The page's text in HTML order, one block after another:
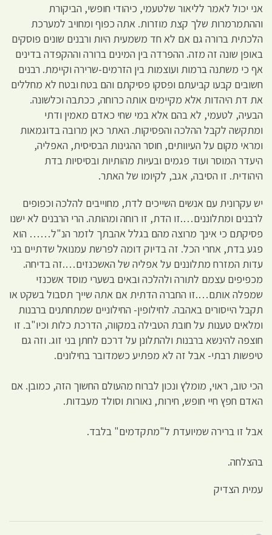
אני יכול לאמר לליאור שלטעמי, כיהודי חופשי, הביקורת
וההתמרמרות שלך קצת מוזרות. אתה כפוף ומחויב למערכת
הלכתית ברורה גם אם לא חד משמעית היות ורבנים שונים פוסקים
באופן שונה זה מזה. ההפרדה בין המינים ברורה וההקפדה בדינים
אף כי משתנה ברמות ועוצמות בין הזרמים-שרירה וקיימת. רבנים
חשובים קבעו קביעתם ופסקו פסיקתם והם בטח ובטח לא מחללים
את דת היהדות אלא מקיימים אותה כרוחה, ככתבה וכלשונה.
הבעיה, לטעמי, לא בהם אלא במי שחי כאדם מאמין ודתי
ומתקשה לקבל ההלכה והפסיקות. האתר כאן מרובה בדוגמאות
ומראי מקום על העיוותים, חוסר ההגינות הבסיסית, האפליה,
היעדר המוסר ועוד פגמים ובעיות מהותיות ובסיסיות בדת
היהודית. זו הסיבה, אגב, לקיומו של האתר.
יש עקרונית עם אנשים השייכים לדת, מחוייבים להלכה וכפופים
לרבנים ומתלוננים….זו הדת, זו רוחה ומהותה. הרי הרבנים לא ישנו
פסיקתם כי אינך מרוצה מהם בגלל אהבתך לזמר הנ"ל…… הוא
פגע בדת, אחרי הכל. זה בדיוק דומה לפרשת עמנואל שדתיים בני
עדות המזרח מתלוננים על אפליה של האשכנזים….זה בדיחה.
מכפיפים עצמם לתורה ולהלכה ובאים בשערי מוסד אשכנזי
שמפלה אותם….זו החברה הדתית אם אתה שייך תסבול בשקט או
תקבל הייסורים באהבה. לחילופין- החילוניים שמתחתנים ברבנות
ומלאים טענות על חובת הטבילה במקווה, הדרכת כלות וכיו"ב. זו
חוצפה להינשא ברבנות ולהתלונן על דרכם לחתן בני זוג. וזה גם
טיפשות רבתי- אבל זה לא מפתיע כשמדובר בחילונים.
הכי טוב, ראוי, מומלץ ונכון לברוח מהעולם החשוך הזה, כמובן. אם
האדם חפץ חיי חופש, חירות, נאורות וסולד מעבדות.
אבל זו ברירה שמיועדת ל"מתקדמים" בלבד.
בהצלחה.
עמית הצדיק